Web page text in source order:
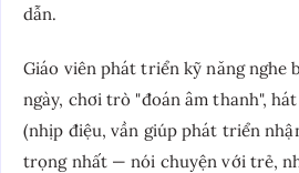
dẫn.
Giáo viên phát triển kỹ năng nghe
ngày, chơi trò "đoán âm thanh",
(nhịp điệu, vần giúp phát triển
trọng nhất — nói chuyện với trẻ,